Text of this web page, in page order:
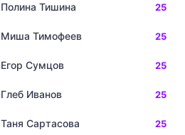
Полина Тишина 25
Миша Тимофеев 25
Егор Сумцов 25
Глеб Иванов 25
Таня Сартасова 25